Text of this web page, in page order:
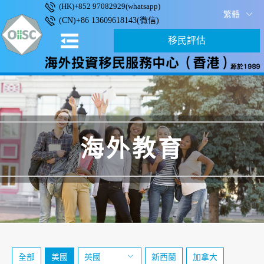
(HK)+852 97082929(whatsapp)
(CN)+86 13609618143(微信)
繁體
移民評估
海外教育
全部 美國 英國 新西蘭 加拿大